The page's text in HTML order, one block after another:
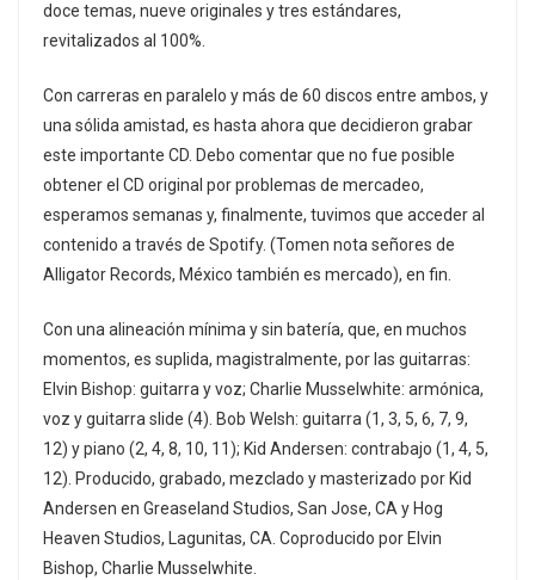
doce temas, nueve originales y tres estándares,
revitalizados al 100%.
Con carreras en paralelo y más de 60 discos entre ambos, y
una sólida amistad, es hasta ahora que decidieron grabar
este importante CD. Debo comentar que no fue posible
obtener el CD original por problemas de mercadeo,
esperamos semanas y, finalmente, tuvimos que acceder al
contenido a través de Spotify. (Tomen nota señores de
Alligator Records, México también es mercado), en fin.
Con una alineación mínima y sin batería, que, en muchos
momentos, es suplida, magistralmente, por las guitarras:
Elvin Bishop: guitarra y voz; Charlie Musselwhite: armónica,
voz y guitarra slide (4). Bob Welsh: guitarra (1, 3, 5, 6, 7, 9,
12) y piano (2, 4, 8, 10, 11); Kid Andersen: contrabajo (1, 4, 5,
12). Producido, grabado, mezclado y masterizado por Kid
Andersen en Greaseland Studios, San Jose, CA y Hog
Heaven Studios, Lagunitas, CA. Coproducido por Elvin
Bishop, Charlie Musselwhite.